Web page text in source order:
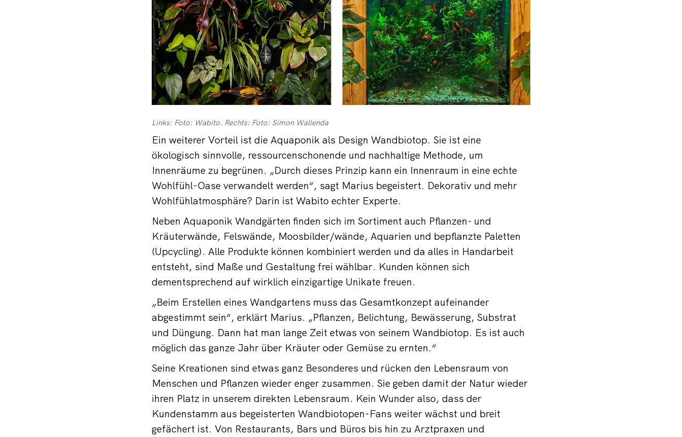
Links: Foto: Wabito. Rechts: Foto: Simon Wallenda
Ein weiterer Vorteil ist die Aquaponik als Design Wandbiotop. Sie ist eine
ökologisch sinnvolle, ressourcenschonende und nachhaltige Methode, um
Innenräume zu begrünen. „Durch dieses Prinzip kann ein Innenraum in eine echte
Wohlfühl-Oase verwandelt werden“, sagt Marius begeistert. Dekorativ und mehr
Wohlfühlatmosphäre? Darin ist Wabito echter Experte.
Neben Aquaponik Wandgärten finden sich im Sortiment auch Pflanzen- und
Kräuterwände, Felswände, Moosbilder/wände, Aquarien und bepflanzte Paletten
(Upcycling). Alle Produkte können kombiniert werden und da alles in Handarbeit
entsteht, sind Maße und Gestaltung frei wählbar. Kunden können sich
dementsprechend auf wirklich einzigartige Unikate freuen.
„Beim Erstellen eines Wandgartens muss das Gesamtkonzept aufeinander
abgestimmt sein“, erklärt Marius. „Pflanzen, Belichtung, Bewässerung, Substrat
und Düngung. Dann hat man lange Zeit etwas von seinem Wandbiotop. Es ist auch
möglich das ganze Jahr über Kräuter oder Gemüse zu ernten.“
Seine Kreationen sind etwas ganz Besonderes und rücken den Lebensraum von
Menschen und Pflanzen wieder enger zusammen. Sie geben damit der Natur wieder
ihren Platz in unserem direkten Lebensraum. Kein Wunder also, dass der
Kundenstamm aus begeisterten Wandbiotopen-Fans weiter wächst und breit
gefächert ist. Von Restaurants, Bars und Büros bis hin zu Arztpraxen und